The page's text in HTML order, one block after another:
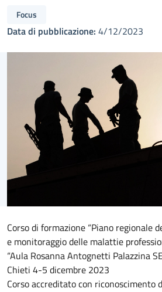
Focus
Data di pubblicazione: 4/12/2023
Corso di formazione “Piano regionale
e monitoraggio delle malattie
“Aula Rosanna Antognetti Palazzina
Chieti 4-5 dicembre 2023
Corso accreditato con riconoscimento